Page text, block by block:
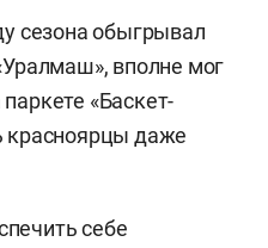
сезона обыгрывал
вполне мог
«Баскет-
красноярцы даже
себе